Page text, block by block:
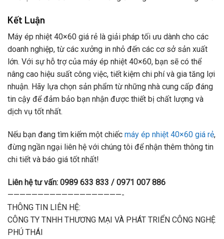
Kết Luận
Máy ép nhiệt 40×60 giá rẻ là giải pháp tối ưu dành cho các
doanh nghiệp, từ các xưởng in nhỏ đến các cơ sở sản xuất
lớn. Với sự hỗ trợ của máy ép nhiệt 40×60, bạn sẽ có thể
nâng cao hiệu suất công việc, tiết kiệm chi phí và gia tăng lợi
nhuận. Hãy lựa chọn sản phẩm từ những nhà cung cấp đáng
tin cậy để đảm bảo bạn nhận được thiết bị chất lượng và
dịch vụ tốt nhất.
Nếu bạn đang tìm kiếm một chiếc máy ép nhiệt 40×60 giá rẻ,
đừng ngần ngại liên hệ với chúng tôi để nhận thêm thông tin
chi tiết và báo giá tốt nhất!
Liên hệ tư vấn: 0989 633 833 / 0971 007 886
———————————————————-
THÔNG TIN LIÊN HỆ:
CÔNG TY TNHH THƯƠNG MẠI VÀ PHÁT TRIỂN CÔNG NGHỆ
PHÚ THÁI